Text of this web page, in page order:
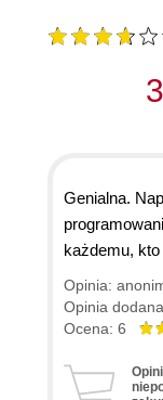
Genialna.
każdemu,
Opinia:
Opinia
Ocena: 6